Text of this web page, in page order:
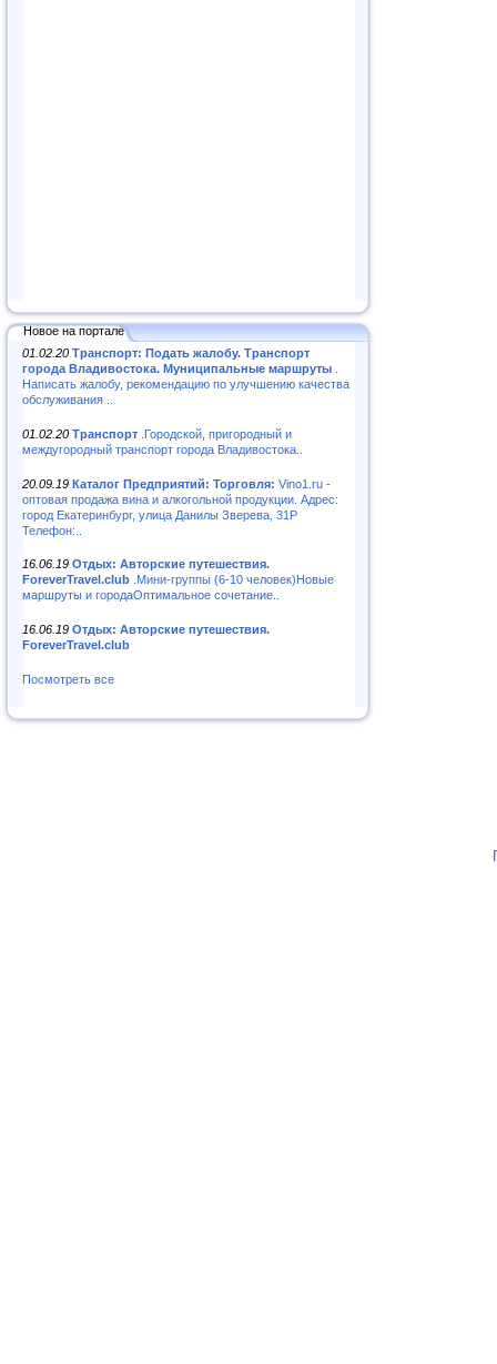
Новое на портале
01.02.20 Транспорт: Подать жалобу. Транспорт
города Владивостока. Муниципальные маршруты
Написать жалобу, рекомендацию по улучшению качества
обслуживания ..
01.02.20 Транспорт .Городской, пригородный и
междугородный транспорт города Владивостока..
20.09.19 Каталог Предприятий: Торговля: Vino1.ru -
оптовая продажа вина и алкогольной продукции. Адрес:
город Екатеринбург, улица Данилы Зверева, 31Р
Телефон:..
16.06.19 Отдых: Авторские путешествия.
ForeverTravel.club .Мини-группы (6-10 человек)Новые
маршруты и городаОптимальное сочетание..
16.06.19 Отдых: Авторские путешествия.
ForeverTravel.club
Посмотреть все